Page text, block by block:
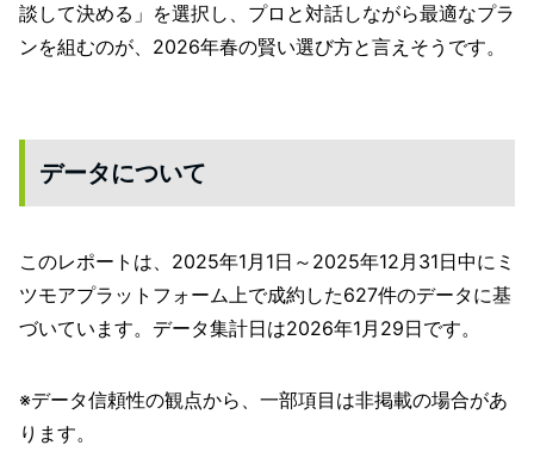
談して決める」を選択し、プロと対話しながら最適なプラ
ンを組むのが、2026年春の賢い選び方と言えそうです。
データについて
このレポートは、2025年1月1日～2025年12月31日中にミ
ツモアプラットフォーム上で成約した627件のデータに基
づいています。データ集計日は2026年1月29日です。
※データ信頼性の観点から、一部項目は非掲載の場合があ
ります。